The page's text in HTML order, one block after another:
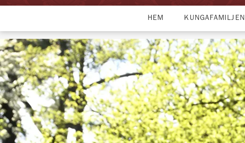
HEM KUNGAFAMILJEN